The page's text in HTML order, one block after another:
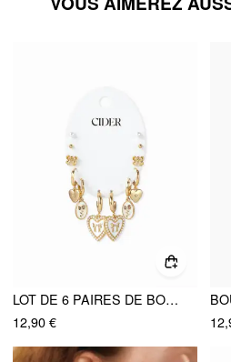
LOT DE 6 PAIRES DE BOUCLES D'OREILLES NŒUD ET CŒUR
12,90 €